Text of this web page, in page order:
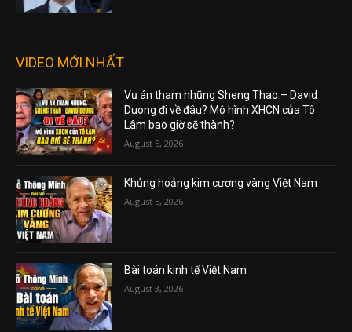
VIDEO MỚI NHẤT
Vụ án tham nhũng Sheng Thao – David
Duong đi về đâu? Mô hình XHCN của Tô
Lâm bao giờ sẽ thành?
August 5, 2026
Khủng hoảng kim cương vàng Việt Nam
August 5, 2026
Bài toán kinh tế Việt Nam
August 3, 2026